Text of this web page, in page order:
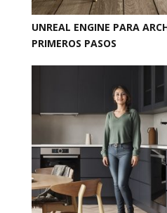
UNREAL ENGINE PARA
PRIMEROS PASOS